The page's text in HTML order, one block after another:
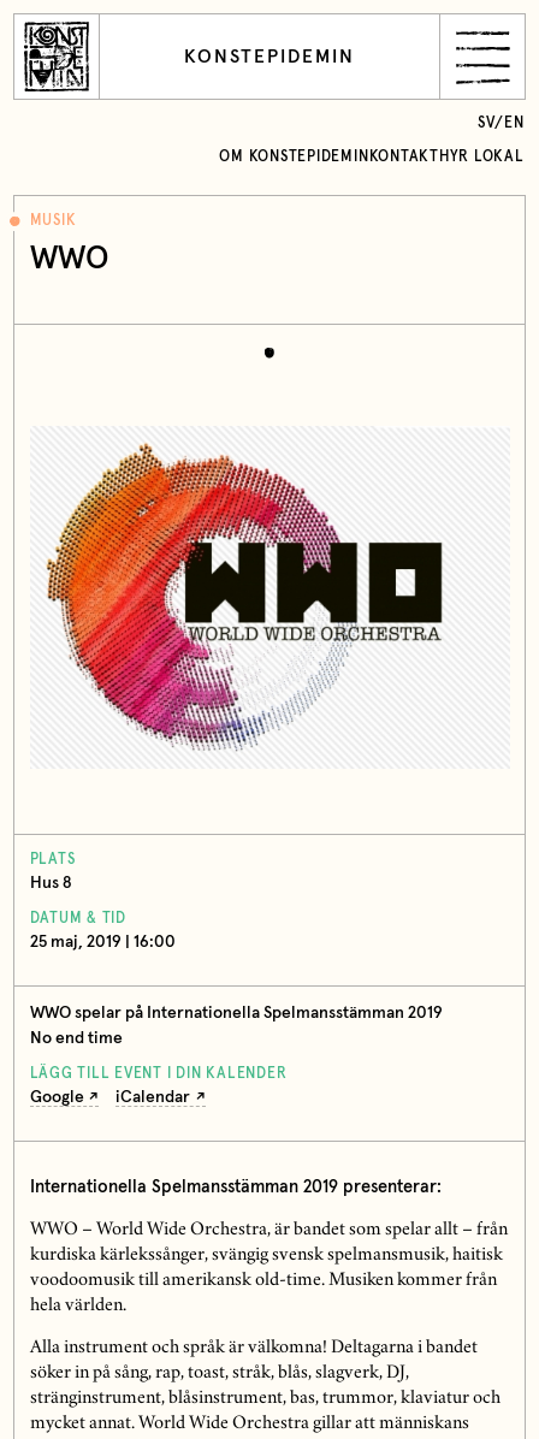
KONSTEPIDEMIN
OM KONSTEPIDEMIN KONTAKT HYR LOKAL
SV/ EN
MUSIK
WWO
PLATS
Hus 8
DATUM & TID
25 maj, 2019 | 16:00
WWO spelar på Internationella Spelmansstämman 2019
No end time
LÄGG TILL EVENT I DIN KALENDER
Google iCalendar
Internationella Spelmansstämman 2019 presenterar:
WWO – World Wide Orchestra, är bandet som spelar allt – från
kurdiska kärlekssånger, svängig svensk spelmansmusik, haitisk
voodoomusik till amerikansk old-time. Musiken kommer från
hela världen.
Alla instrument och språk är välkomna! Deltagarna i bandet
söker in på sång, rap, toast, stråk, blås, slagverk, DJ,
stränginstrument, blåsinstrument, bas, trummor, klaviatur och
mycket annat. World Wide Orchestra gillar att människans